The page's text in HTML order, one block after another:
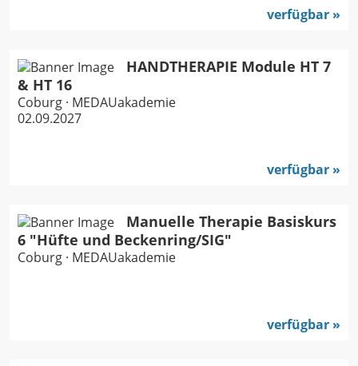
verfügbar
HANDTHERAPIE Module HT 7
& HT 16
Coburg · MEDAUakademie
02.09.2027
verfügbar
Manuelle Therapie Basiskurs
6 "Hüfte und Beckenring/SIG"
Coburg · MEDAUakademie
verfügbar